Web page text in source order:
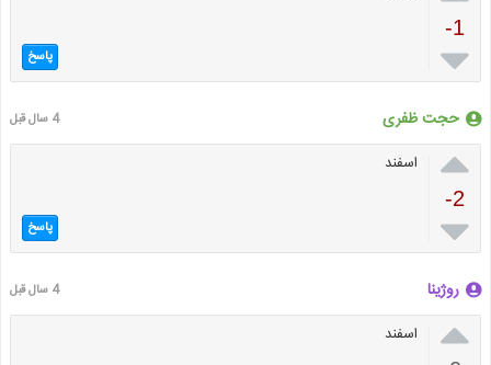
-1
 پاسخ
حجت ظفری 4 سال قبل

-2

اسفند
پاسخ
روژینا 4 سال قبل
 اسفند